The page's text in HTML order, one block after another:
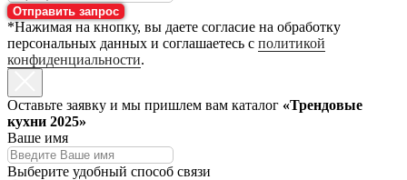
Отправить запрос
*Нажимая на кнопку, вы даете согласие на обработку
персональных данных и соглашаетесь с политикой
конфиденциальности.
Оставьте заявку и мы пришлем вам каталог «Трендовые
кухни 2025»
Ваше имя
Выберите удобный способ связи